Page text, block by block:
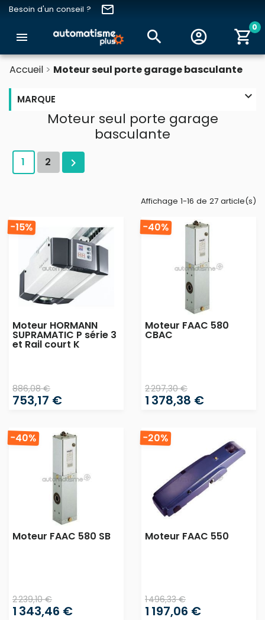
Besoin d'un conseil ?
email
menu
search account_circle shopping_cart
0
Accueil Moteur seul porte garage basculante
MARQUE 
Moteur seul porte garage
basculante
1 2 
Affichage 1-16 de 27 article(s)
Moteur HORMANN
SUPRAMATIC P série 3
et Rail court K
886,08 €
-15%
753,17 €
Moteur FAAC 580
CBAC
2 297,30 €
-40%
1 378,38 €
Moteur FAAC 580 SB
2 239,10 €
-40%
1 343,46 €
Moteur FAAC 550
1 496,33 €
-20%
1 197,06 €